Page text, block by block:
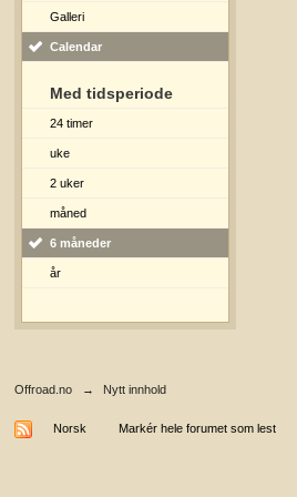
Galleri
Calendar
Med tidsperiode
24 timer
uke
2 uker
måned
6 måneder
år
Offroad.no → Nytt innhold
Norsk Markér hele forumet som lest